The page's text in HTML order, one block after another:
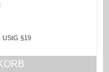
UStG §19